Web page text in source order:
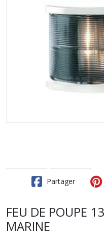
Partager
FEU DE POUPE
MARINE